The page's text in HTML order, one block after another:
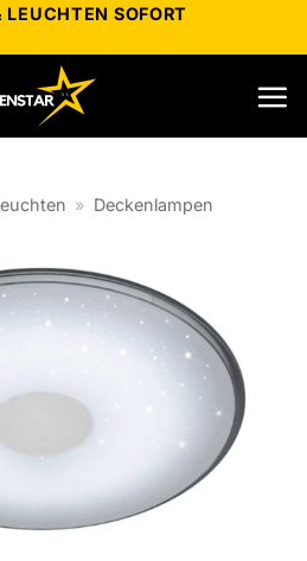
SOFORT
» Deckenlampen